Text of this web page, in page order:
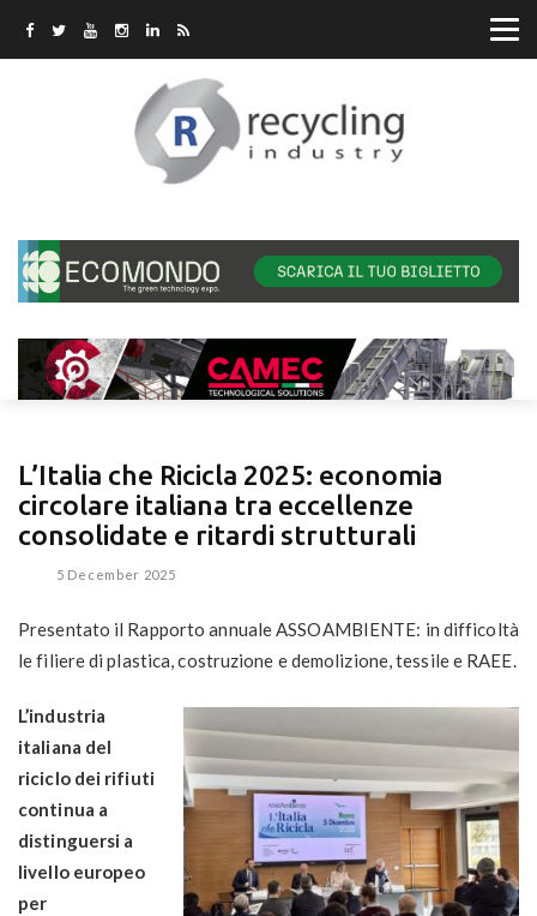
L’Italia che Ricicla 2025: economia
circolare italiana tra eccellenze
consolidate e ritardi strutturali
5 December 2025
Presentato il Rapporto annuale ASSOAMBIENTE: in difficoltà
le filiere di plastica, costruzione e demolizione, tessile e RAEE.
L’industria
italiana del
riciclo dei rifiuti
continua a
distinguersi a
livello europeo
per